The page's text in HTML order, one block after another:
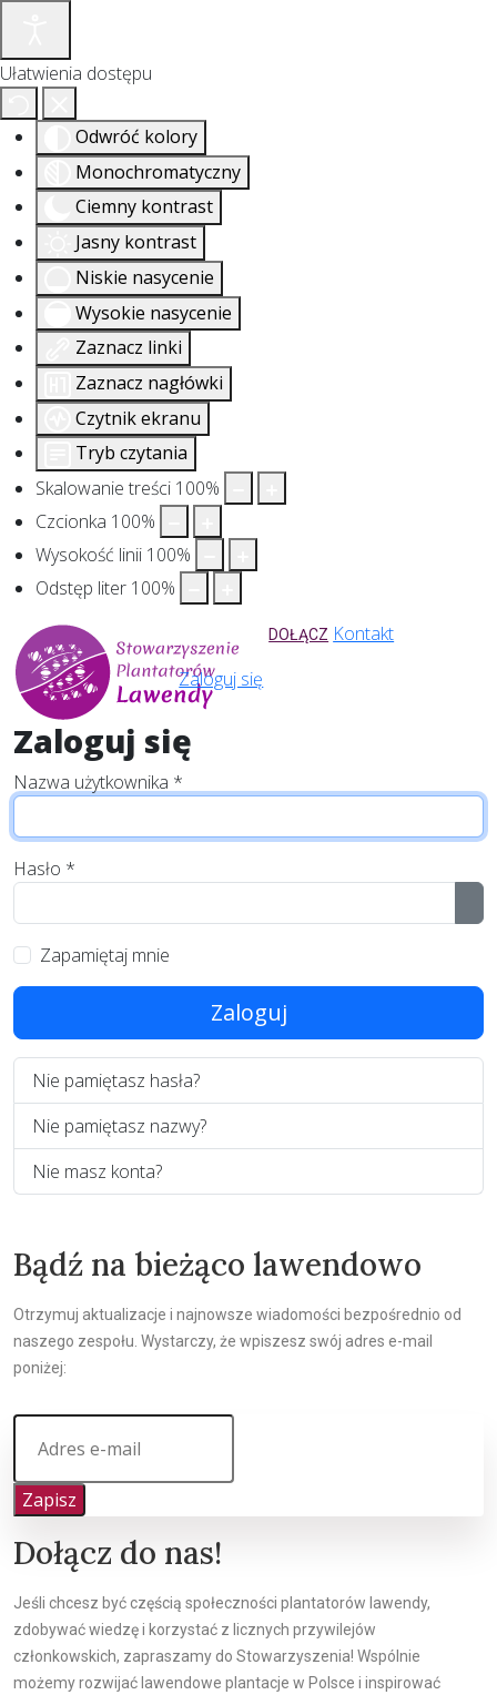
Ułatwienia dostępu
Odwróć kolory
Monochromatyczny
Ciemny kontrast
Jasny kontrast
Niskie nasycenie
Wysokie nasycenie
Zaznacz linki
Zaznacz nagłówki
Czytnik ekranu
Tryb czytania
Skalowanie treści 100%
Czcionka 100%
Wysokość linii 100%
Odstęp liter 100%
DOŁĄCZ Kontakt
Zaloguj się
Zaloguj się
Nazwa użytkownika *
Hasło *
Zapamiętaj mnie
Zaloguj
Nie pamiętasz hasła?
Nie pamiętasz nazwy?
Nie masz konta?
Bądź na bieżąco lawendowo
Otrzymuj aktualizacje i najnowsze wiadomości bezpośrednio od
naszego zespołu. Wystarczy, że wpiszesz swój adres e-mail
poniżej:
Zapisz
Dołącz do nas!
Jeśli chcesz być częścią społeczności plantatorów lawendy,
zdobywać wiedzę i korzystać z licznych przywilejów
członkowskich, zapraszamy do Stowarzyszenia! Wspólnie
możemy rozwijać lawendowe plantacje w Polsce i inspirować